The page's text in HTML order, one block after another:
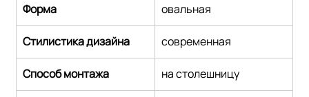
Форма овальная
Стилистика дизайна cовременная
Способ монтажа на столешницу